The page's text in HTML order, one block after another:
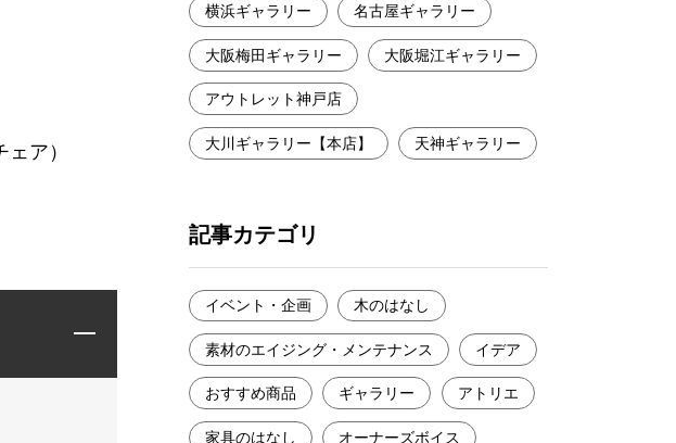
ア）
横浜ギャラリー 名古屋ギャラリー
大阪梅田ギャラリー 大阪堀江ギャラリー
アウトレット神戸店
大川ギャラリー【本店】 天神ギャラリー
記事カテゴリ
イベント・企画 木のはなし
素材のエイジング・メンテナンス イデア
おすすめ商品 ギャラリー アトリエ
家具のはなし オーナーズボイス